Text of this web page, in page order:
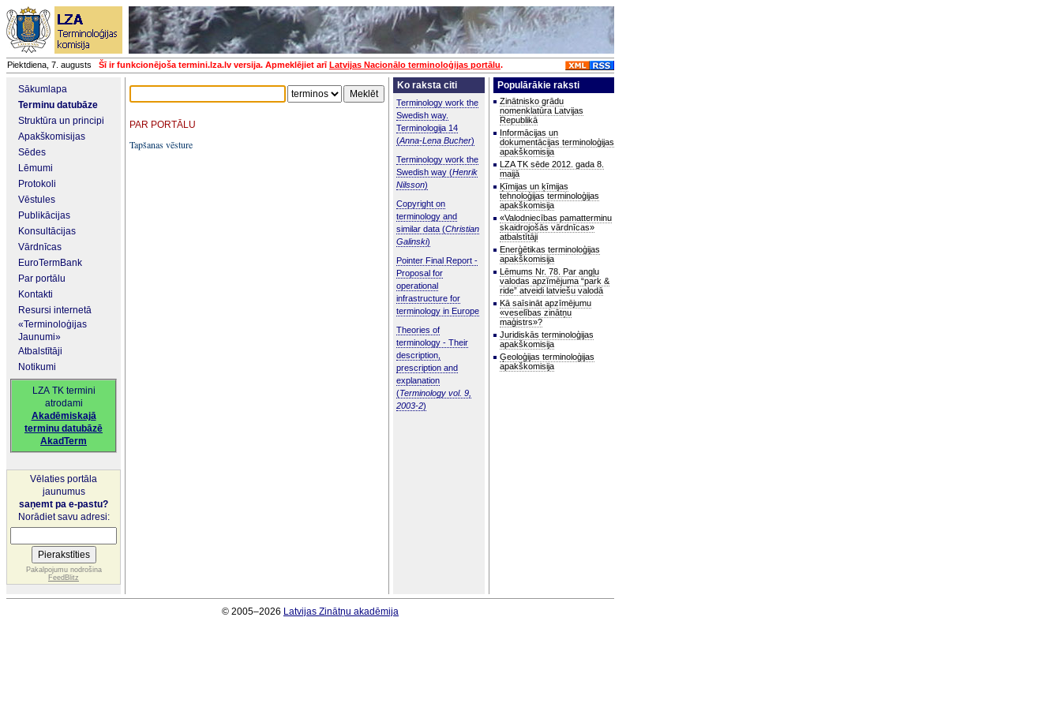
Piektdiena, 7. augusts Šī ir funkcionējoša termini.lza.lv versija. Apmeklējiet arīLatvijas Nacionālo terminoloģijas portālu.
Sākumlapa
Terminu datubāze
Struktūra un principi
Apakškomisijas
Sēdes
Lēmumi
Protokoli
Vēstules
Publikācijas
Konsultācijas
Vārdnīcas
EuroTermBank
Par portālu
Kontakti
Resursi internetā
«Terminoloģijas
Jaunumi»
Atbalstītāji
Notikumi
LZA TK termini
atrodami
Akadēmiskajā
terminu datubāzē
AkadTerm
Vēlaties portāla
jaunumus
saņemt pa e-pastu?
Norādiet savu adresi:
Pakalpojumu nodrošina
FeedBlitz
PAR PORTĀLU
Tapšanas vēsture
Ko raksta citi
Terminology work the
Swedish way.
Terminologija 14
(Anna-Lena Bucher)
Terminology work the
Swedish way (Henrik
Nilsson)
Copyright on
terminology and
similar data (Christian
Galinski)
Pointer Final Report -
Proposal for
operational
infrastructure for
terminology in Europe
Theories of
terminology - Their
description,
prescription and
explanation
(Terminology vol. 9,
2003-2)
Populārākie raksti
Zinātnisko grādu
nomenklatūra Latvijas
Republikā
Informācijas un
dokumentācijas terminoloģijas
apakškomisija
LZA TK sēde 2012. gada 8.
maijā
Ķīmijas un ķīmijas
tehnoloģijas terminoloģijas
apakškomisija
«Valodniecības pamatterminu
skaidrojošās vārdnīcas»
atbalstītāji
Enerģētikas terminoloģijas
apakškomisija
Lēmums Nr. 78. Par angļu
valodas apzīmējuma “park &
ride” atveidi latviešu valodā
Kā saīsināt apzīmējumu
«veselības zinātņu
maģistrs»?
Juridiskās terminoloģijas
apakškomisija
Ģeoloģijas terminoloģijas
apakškomisija
© 2005–2026 Latvijas Zinātņu akadēmija